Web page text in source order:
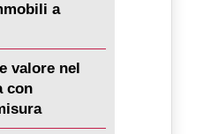
a
valore nel
con